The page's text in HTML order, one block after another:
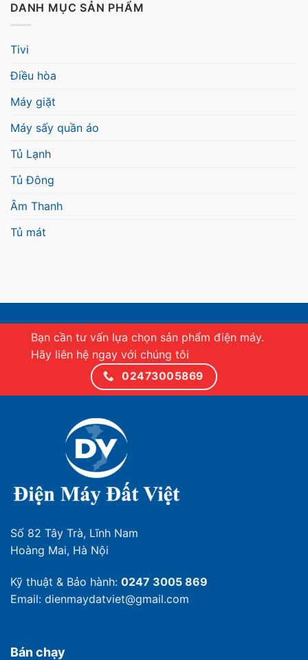
DANH MỤC SẢN PHẨM
Tivi
Điều hòa
Máy giặt
Máy sấy quần áo
Tủ Lạnh
Tủ Đông
Âm Thanh
Tủ mát
Bạn cần tư vấn lựa chọn sản phẩm điện máy.
Hãy liên hệ ngay với chúng tôi
02473005869
Số 82 Tây Trà, Lĩnh Nam
Hoàng Mai, Hà Nội
Kỹ thuật & Bảo hành: 0247 3005 869
Email: dienmaydatviet@gmail.com
Bán chạy